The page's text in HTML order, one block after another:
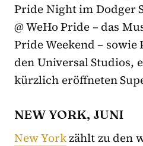
Pride Night im Dodger
@ WeHo Pride – das
Pride Weekend –
den Universal Studios,
kürzlich eröffneten
NEW YORK, JUNI
New Yorkzählt zu den